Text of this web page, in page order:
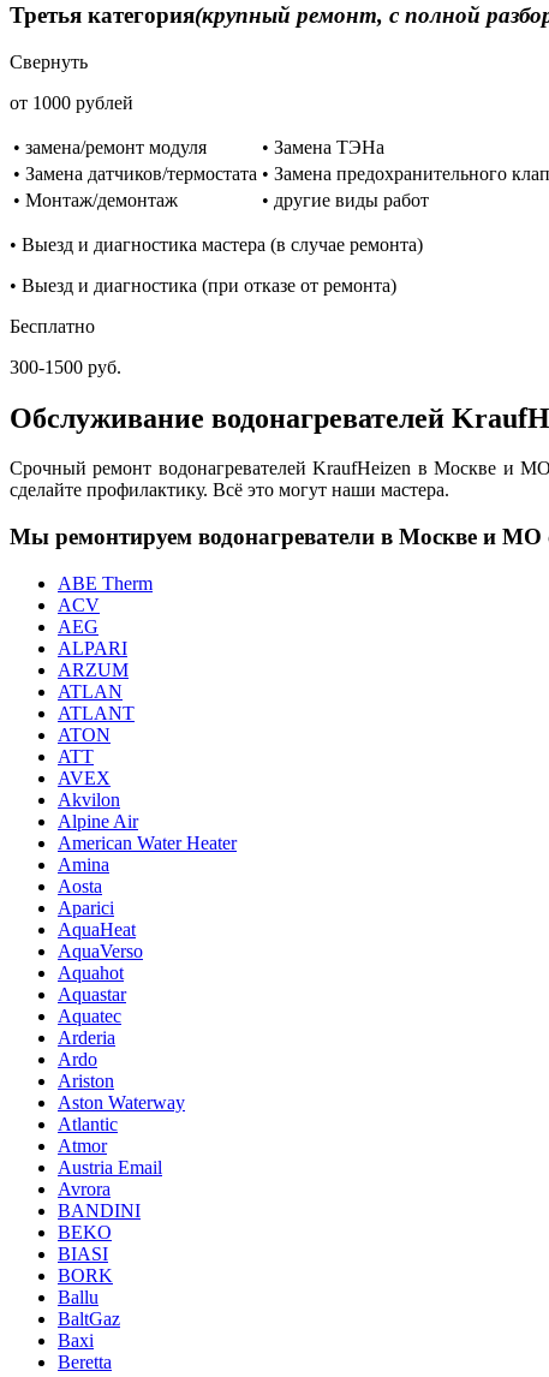
Третья категория(крупный ремонт, с полной
Свернуть
от 1000 рублей
• замена/ремонт модуля
• Замена ТЭНа
• Замена датчиков/термостата • Замена предохранительного
• Монтаж/демонтаж
• другие виды работ
• Выезд и диагностика мастера (в случае ремонта)
• Выезд и диагностика (при отказе от ремонта)
Бесплатно
300-1500 руб.
Обслуживание водонагревателей
Срочный ремонт водонагревателей KraufHeizen в Москве и МО
сделайте профилактику. Всё это могут наши мастера.
Мы ремонтируем водонагреватели в Москве и МО
ABE Therm
ACV
AEG
ALPARI
ARZUM
ATLAN
ATLANT
ATON
ATT
AVEX
Akvilon
Alpine Air
American Water Heater
Amina
Aosta
Aparici
AquaHeat
AquaVerso
Aquahot
Aquastar
Aquatec
Arderia
Ardo
Ariston
Aston Waterway
Atlantic
Atmor
Austria Email
Avrora
BANDINI
BEKO
BIASI
BORK
Ballu
BaltGaz
Baxi
Beretta